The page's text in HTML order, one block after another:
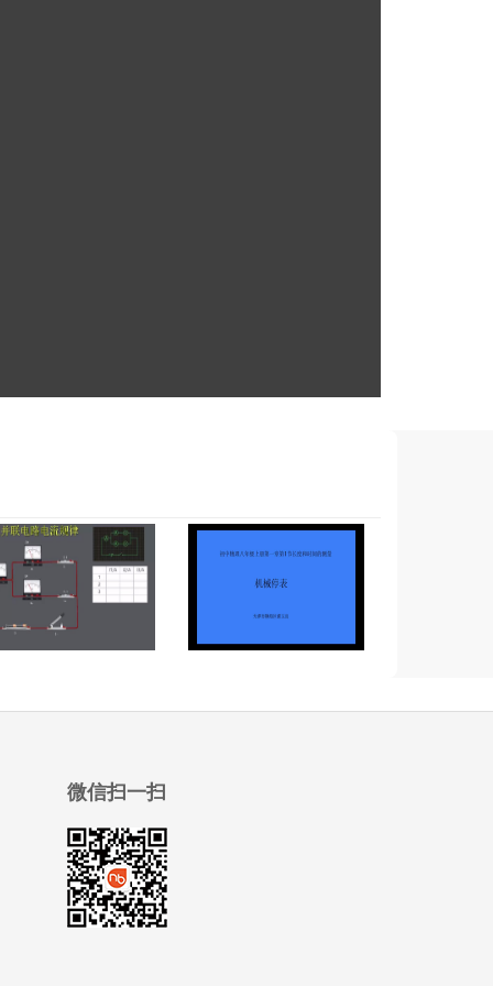
微信扫一扫